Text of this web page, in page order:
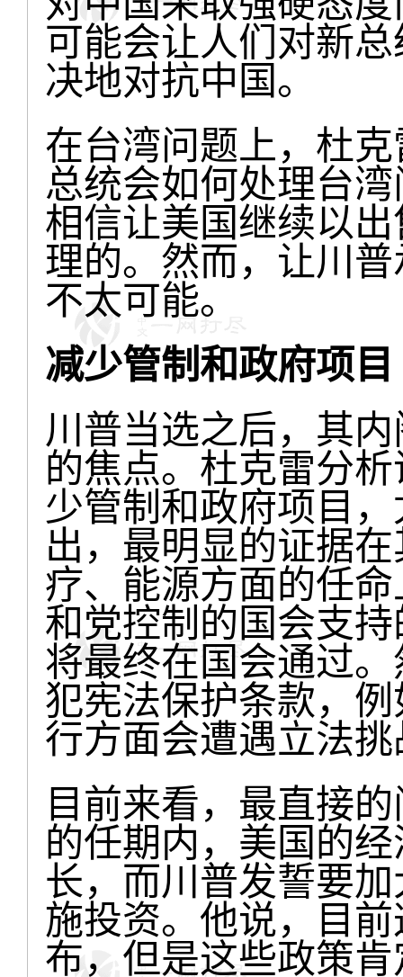
可能会让人们对新
决地对抗中国。
在台湾问题上，杜
总统会如何处理台
相信让美国继续以
理的。然而，让川
不太可能。
减少管制和政府项目
川普当选之后，其
的焦点。杜克雷分
少管制和政府项目
出，最明显的证据
疗、能源方面的任
和党控制的国会支
将最终在国会通过
犯宪法保护条款，
行方面会遭遇立法
目前来看，最直接
的任期内，美国的
长，而川普发誓要
施投资。他说，目
布，但是这些政策